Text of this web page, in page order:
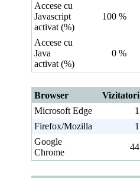
Accese cu
Javascript
activat (%)
100 %
Accese cu
Java
activat (%)
0 %
Browser Vizitatori
Microsoft Edge
1
Firefox/Mozilla
1
Google
Chrome
44